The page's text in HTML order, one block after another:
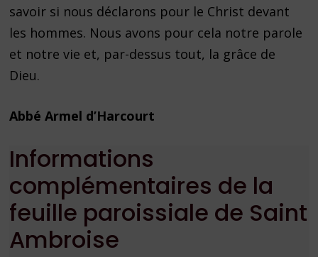
savoir si nous déclarons pour le Christ devant
les hommes. Nous avons pour cela notre parole
et notre vie et, par-dessus tout, la grâce de
Dieu.
Abbé Armel d’Harcourt
Informations
complémentaires de la
feuille paroissiale de Saint
Ambroise